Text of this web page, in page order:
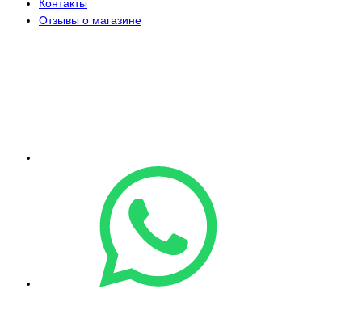
Контакты
Отзывы о магазине